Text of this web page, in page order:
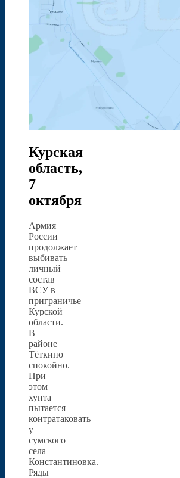
Курская
область,
7
октября
Армия
России
продолжает
выбивать
личный
состав
ВСУ в
приграничье
Курской
области.
В
районе
Тёткино
спокойно.
При
этом
хунта
пытается
контратаковать
у
сумского
села
Константиновка.
Ряды